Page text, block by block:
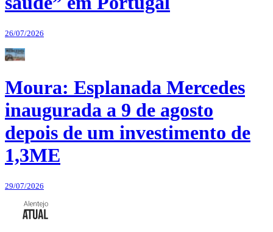
26/07/2026
Moura: Esplanada Mercedes
inaugurada a 9 de agosto
depois de um investimento de
1,3ME
29/07/2026